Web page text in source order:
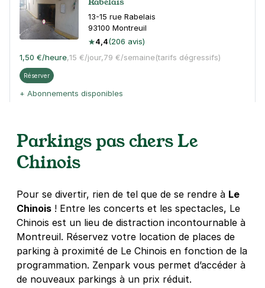
13-15 rue Rabelais
93100 Montreuil
4,4(206 avis)
1,50 €/heure,15 €/jour,79 €/semaine(tarifs dégressifs)
Réserver
+ Abonnements disponibles
Montreuil - Mairie de Montreuil -
Grand Angle
4,0
(98 avis)
Réserver
+ Abonnements disponibles
Solidarité - Carnot - Montreuil
36 rue Colmet Lépinay
Parkings pas chers Le
Chinois
Pour se divertir, rien de tel que de se rendre à Le
Chinois ! Entre les concerts et les spectacles, Le
Chinois est un lieu de distraction incontournable à
Montreuil. Réservez votre location de places de
parking à proximité de Le Chinois en fonction de la
programmation. Zenpark vous permet d’accéder à
de nouveaux parkings à un prix réduit.